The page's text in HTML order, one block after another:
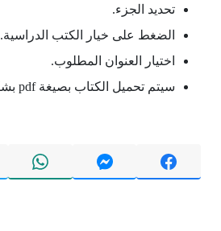
تحديد الجزء.
الضغط على خيار الكتب الدراسية.
اختيار العنوان المطلوب.
سيتم تحميل الكتاب بصيغة pdf بشكل مباشر.